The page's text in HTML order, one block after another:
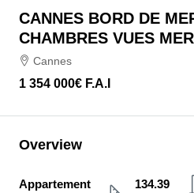
CANNES BORD DE
CHAMBRES VUES MER
Cannes
1 354 000€ F.A.I
Overview
Appartement
134.39